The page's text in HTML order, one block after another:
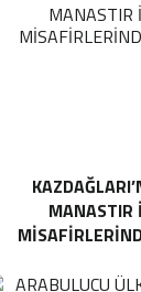
MANASTIR